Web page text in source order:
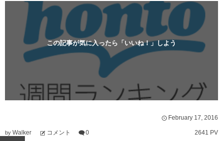
この記事が気に入ったら「いいね！」しよう
February 17, 2016
by Walker コメント 0 2641 PV